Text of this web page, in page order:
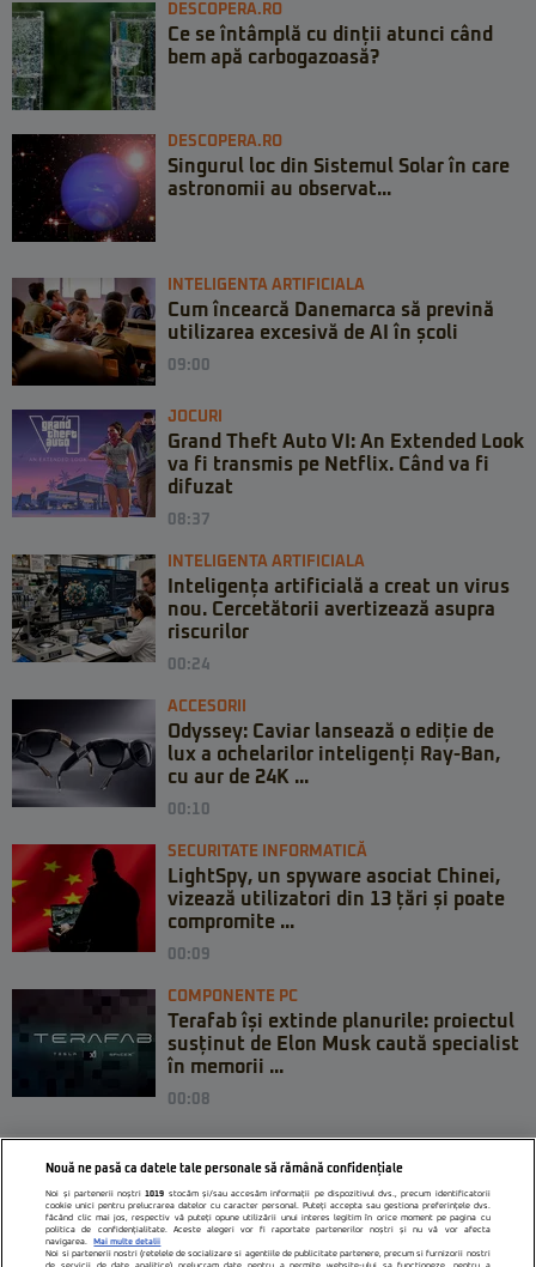
DESCOPERA.RO
Ce se întâmplă cu dinții atunci când
bem apă carbogazoasă?
DESCOPERA.RO
Singurul loc din Sistemul Solar în care
astronomii au observat...
INTELIGENTA ARTIFICIALA
Cum încearcă Danemarca să prevină
utilizarea excesivă de AI în școli
09:00
JOCURI
Grand Theft Auto VI: An Extended Look
va fi transmis pe Netflix. Când va fi
difuzat
08:37
INTELIGENTA ARTIFICIALA
Inteligența artificială a creat un virus
nou. Cercetătorii avertizează asupra
riscurilor
00:24
ACCESORII
Odyssey: Caviar lansează o ediție de
lux a ochelarilor inteligenți Ray-Ban,
cu aur de 24K ...
00:10
SECURITATE INFORMATICĂ
LightSpy, un spyware asociat Chinei,
vizează utilizatori din 13 țări și poate
compromite ...
00:09
COMPONENTE PC
Terafab își extinde planurile: proiectul
susținut de Elon Musk caută specialist
în memorii ...
00:08
Nouă ne pasă ca datele tale personale să rămână confidențiale
Noi și partenerii noștri1019 stocăm și/sau accesăm informații pe dispozitivul dvs., precum identificatorii
cookie unici pentru prelucrarea datelor cu caracter personal. Puteți accepta sau gestiona preferințele dvs.
făcând clic mai jos, respectiv vă puteți opune utilizării unui interes legitim în orice moment pe pagina cu
politica de confidențialitate. Aceste alegeri vor fi raportate partenerilor noștri și nu vă vor afecta
navigarea.
Mai multe detalii
Noi si partenerii nostri (retelele de socializare si agentiile de publicitate partenere, precum si furnizorii nostri